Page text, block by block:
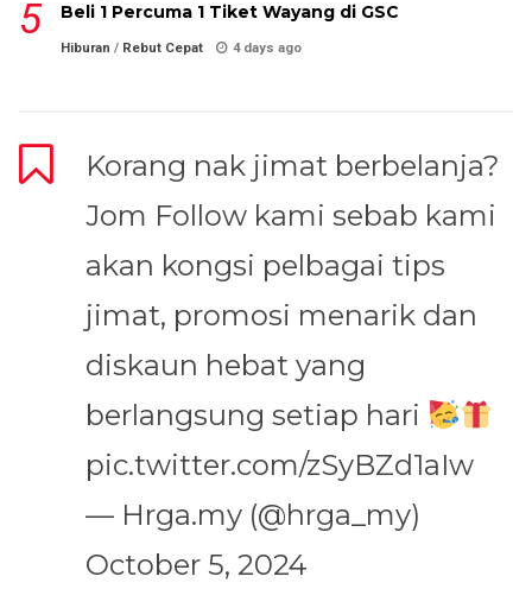
Beli 1 Percuma 1 Tiket Wayang di GSC
Hiburan / Rebut Cepat 4 days ago
Korang nak jimat berbelanja?
Jom Follow kami sebab kami
akan kongsi pelbagai tips
jimat, promosi menarik dan
diskaun hebat yang
berlangsung setiap hari
pic.twitter.com/zSyBZd1aIw
— Hrga.my (@hrga_my)
October 5, 2024